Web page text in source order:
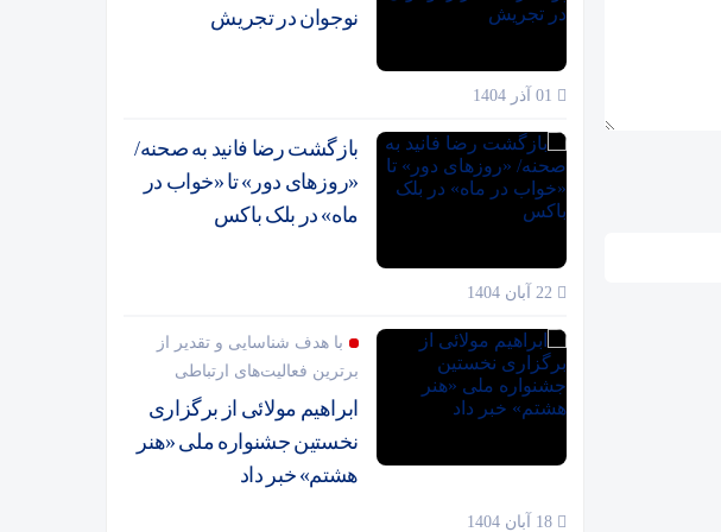
نوجوان در تجریش
بازگشت رضا فانید به صحنه/
«روزهای دور» تا «خواب در
ماه» در بلک باکس
با هدف شناسایی و تقدیر از
برترین فعالیت‌های ارتباطی
ابراهیم مولائی از برگزاری
نخستین جشنواره ملی «هنر
هشتم» خبر داد